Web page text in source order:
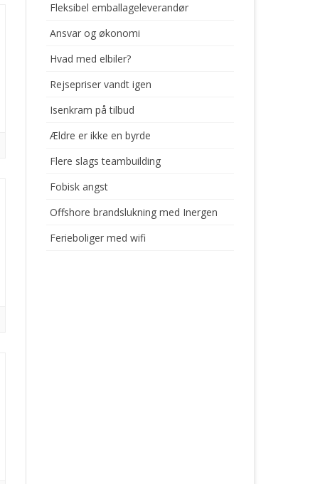
Fleksibel emballageleverandør
Ansvar og økonomi
Hvad med elbiler?
Rejsepriser vandt igen
Isenkram på tilbud
Ældre er ikke en byrde
Flere slags teambuilding
Fobisk angst
Offshore brandslukning med Inergen
Ferieboliger med wifi